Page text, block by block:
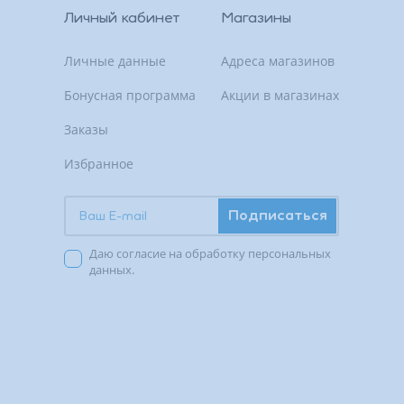
Личный кабинет
Личные данные
Бонусная программа
Заказы
Избранное
Магазины
Адреса магазинов
Акции в магазинах
Подписаться
Даю согласие на обработку персональных
данных.